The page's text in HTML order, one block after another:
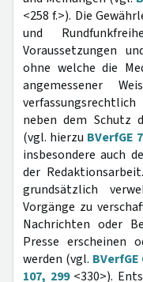
<258 f.>). Die
und
Voraussetzungen
ohne welche die
angemessener
neben dem Schutz
(vgl. hierzu BVerfGE
insbesondere auch
der
grundsätzlich
Vorgänge zu
Nachrichten oder
Presse erscheinen
werden (vgl. BVerfGE
107, 299<330>).